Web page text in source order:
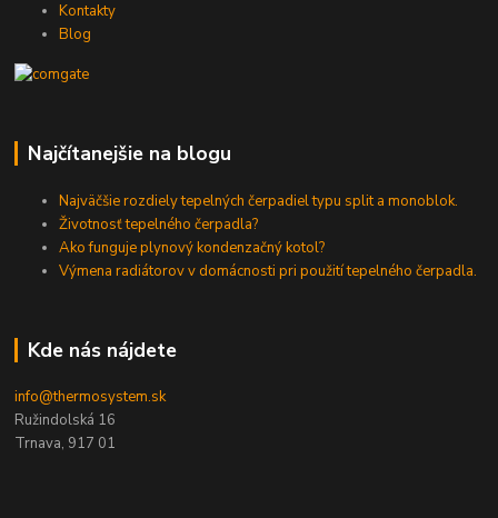
Kontakty
Blog
Najčítanejšie na blogu
Najväčšie rozdiely tepelných čerpadiel typu split a monoblok.
Životnosť tepelného čerpadla?
Ako funguje plynový kondenzačný kotol?
Výmena radiátorov v domácnosti pri použití tepelného čerpadla.
Kde nás nájdete
info@thermosystem.sk
Ružindolská 16
Trnava, 917 01